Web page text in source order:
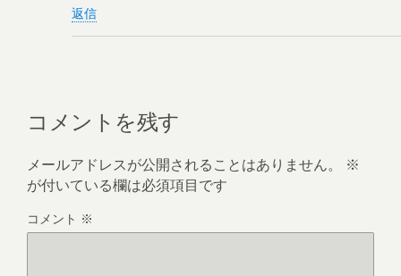
返信
コメントを残す
メールアドレスが公開されることはありません。
※
が付いている欄は必須項目です
コメント ※